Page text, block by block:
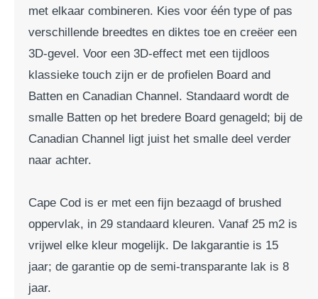
met elkaar combineren. Kies voor één type of pas
verschillende breedtes en diktes toe en creëer een
3D-gevel. Voor een 3D-effect met een tijdloos
klassieke touch zijn er de profielen Board and
Batten en Canadian Channel. Standaard wordt de
smalle Batten op het bredere Board genageld; bij de
Canadian Channel ligt juist het smalle deel verder
naar achter.
Cape Cod is er met een fijn bezaagd of brushed
oppervlak, in 29 standaard kleuren. Vanaf 25 m2 is
vrijwel elke kleur mogelijk. De lakgarantie is 15
jaar; de garantie op de semi-transparante lak is 8
jaar.